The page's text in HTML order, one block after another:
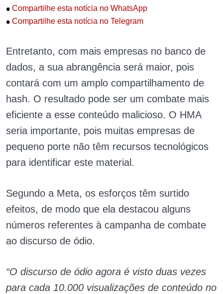
• Compartilhe esta notícia no WhatsApp
• Compartilhe esta notícia no Telegram
Entretanto, com mais empresas no banco de
dados, a sua abrangência será maior, pois
contará com um amplo compartilhamento de
hash. O resultado pode ser um combate mais
eficiente a esse conteúdo malicioso. O HMA
seria importante, pois muitas empresas de
pequeno porte não têm recursos tecnológicos
para identificar este material.
Segundo a Meta, os esforços têm surtido
efeitos, de modo que ela destacou alguns
números referentes à campanha de combate
ao discurso de ódio.
“O discurso de ódio agora é visto duas vezes
para cada 10.000 visualizações de conteúdo no